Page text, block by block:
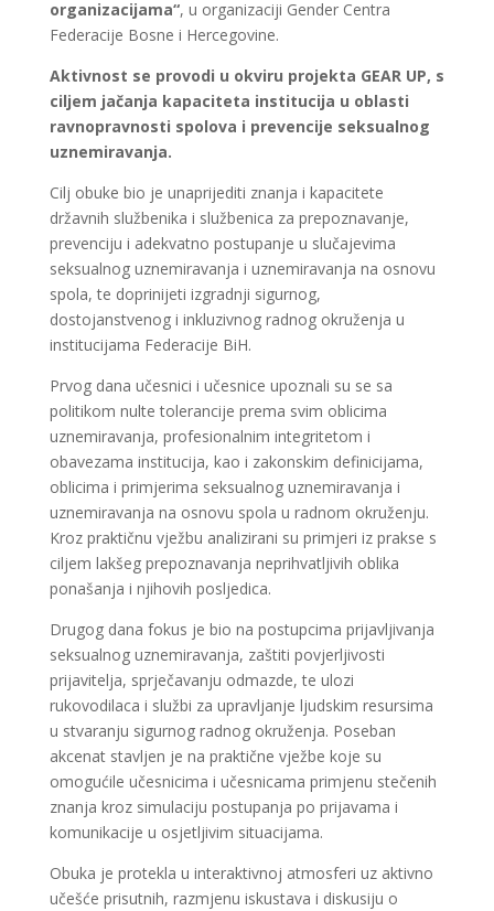
organizacijama“, u organizaciji Gender Centra
Federacije Bosne i Hercegovine.
Aktivnost se provodi u okviru projekta GEAR UP, s
ciljem jačanja kapaciteta institucija u oblasti
ravnopravnosti spolova i prevencije seksualnog
uznemiravanja.
Cilj obuke bio je unaprijediti znanja i kapacitete
državnih službenika i službenica za prepoznavanje,
prevenciju i adekvatno postupanje u slučajevima
seksualnog uznemiravanja i uznemiravanja na osnovu
spola, te doprinijeti izgradnji sigurnog,
dostojanstvenog i inkluzivnog radnog okruženja u
institucijama Federacije BiH.
Prvog dana učesnici i učesnice upoznali su se sa
politikom nulte tolerancije prema svim oblicima
uznemiravanja, profesionalnim integritetom i
obavezama institucija, kao i zakonskim definicijama,
oblicima i primjerima seksualnog uznemiravanja i
uznemiravanja na osnovu spola u radnom okruženju.
Kroz praktičnu vježbu analizirani su primjeri iz prakse s
ciljem lakšeg prepoznavanja neprihvatljivih oblika
ponašanja i njihovih posljedica.
Drugog dana fokus je bio na postupcima prijavljivanja
seksualnog uznemiravanja, zaštiti povjerljivosti
prijavitelja, sprječavanju odmazde, te ulozi
rukovodilaca i službi za upravljanje ljudskim resursima
u stvaranju sigurnog radnog okruženja. Poseban
akcenat stavljen je na praktične vježbe koje su
omogućile učesnicima i učesnicama primjenu stečenih
znanja kroz simulaciju postupanja po prijavama i
komunikacije u osjetljivim situacijama.
Obuka je protekla u interaktivnoj atmosferi uz aktivno
učešće prisutnih, razmjenu iskustava i diskusiju o